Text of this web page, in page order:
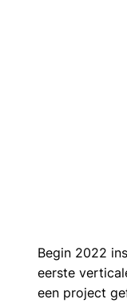
Begin 2022
eerste
een project